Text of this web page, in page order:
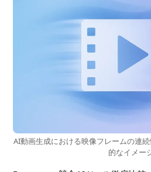
AI動画生成における映像フレームの連
的なイメー